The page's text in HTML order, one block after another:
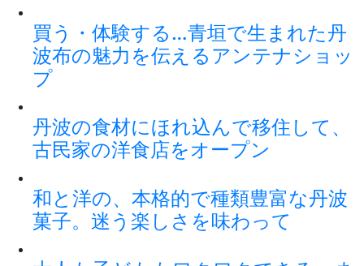
買う・体験する…青垣で生まれた丹
波布の魅力を伝えるアンテナショッ
プ
丹波の食材にほれ込んで移住して、
古民家の洋食店をオープン
和と洋の、本格的で種類豊富な丹波
菓子。迷う楽しさを味わって